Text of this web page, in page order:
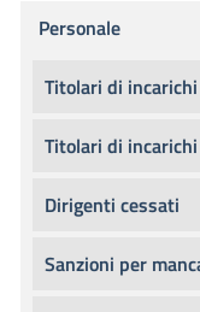
Personale
Titolari di
Titolari di
Dirigenti cessati
Sanzioni per